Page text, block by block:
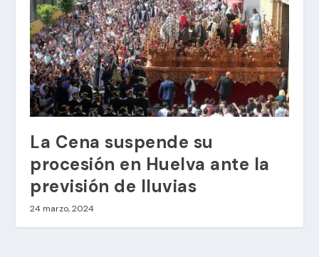
La Cena suspende su
procesión en Huelva ante la
previsión de lluvias
24 marzo, 2024